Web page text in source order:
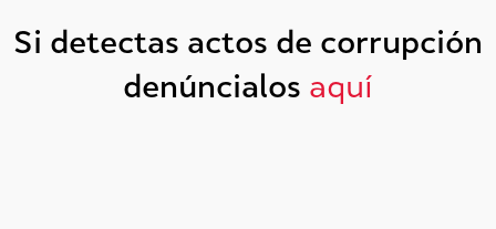
Si detectas actos de corrupción
denúncialos aquí